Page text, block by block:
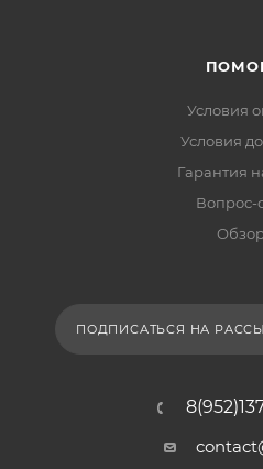
Условия
Условия
Гарантия
Вопрос-
ПОДПИСАТЬСЯ НА